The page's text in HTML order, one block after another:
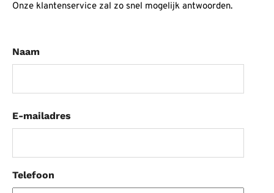
Onze klantenservice zal zo snel mogelijk antwoorden.
Naam
E-mailadres
Telefoon